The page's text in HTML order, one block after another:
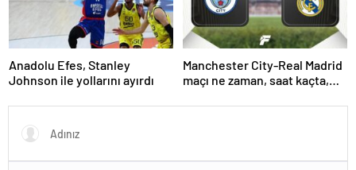
Anadolu Efes, Stanley
Johnson ile yollarını ayırdı
Manchester City-Real Madrid
maçı ne zaman, saat kaçta,
11'ler)